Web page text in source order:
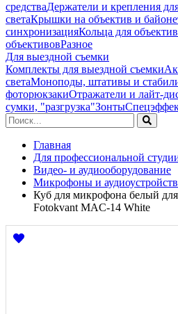
средстваДержатели и крепления
светаКрышки на объектив и
синхронизацияКольца для
объективовРазное
Для выездной съемки
Комплекты для выездной съемки
светаМоноподы, штативы и
фоторюкзакиОтражатели и лайт-
сумки, "разгрузка"Зонты
Главная
Для профессиональной
Видео- и аудиооборудование
Микрофоны и
Куб для микрофона белый
Fotokvant MAC-14 White